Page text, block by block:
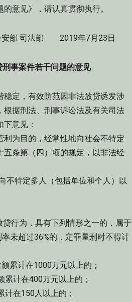
的意见》，请认真贯彻执行。
公安部 司法部 2019年7月23日
事案件若干问题的意见
定，有效防范因非法放贷诱发涉
据刑法、刑事诉讼法及有关司法
意见：
为目的，经常性地向社会不特定
条第（四）项的规定，以非法经
特定多人（包括单位和个人）以
行为，具有下列情形之一的，属于
未超过36%的，定罪量刑时不得计
累计在1000万元以上的；
计在400万元以上的；
在150人以上的；